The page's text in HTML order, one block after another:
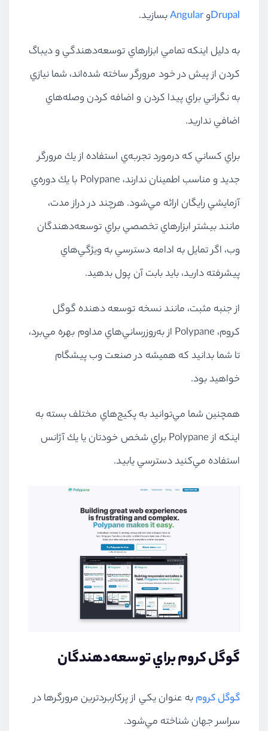
DrupalوAngularبسازيد.
به دليل اينكه تمامي ابزارهاي توسعه‌دهندگي و ديباگ
كردن از پيش در خود مرورگر ساخته شده‌اند، شما نيازي
به نگراني براي پيدا كردن و اضافه كردن وصله‌هاي
اضافي نداريد.
براي كساني كه درمورد تجربه‌ي استفاده از يك مرورگر
جديد و مناسب اطمينان ندارند، Polypane با يك دوره‌ي
آزمايشي رايگان ارائه مي‌شود. هرچند در دراز مدت،
مانند بيشتر ابزارهاي تخصصي براي توسعه‌دهندگان
وب، اگر تمايل به ادامه دسترسي به ويژگي‌هاي
پيشرفته داريد، بايد بابت آن پول بدهيد.
از جنبه مثبت، مانند نسخه توسعه دهنده گوگل
كروم، Polypane از به‌روزرساني‌هاي مداوم بهره مي‌برد،
تا شما بدانيد كه هميشه در صنعت وب پيشگام
خواهيد بود.
همچنين شما مي‌توانيد به پكيج‌هاي مختلف بسته به
اينكه از Polypane براي شخص خودتان يا يك آژانس
استفاده مي‌كنيد دسترسي يابيد.
گوگل كروم براي توسعه‌دهندگان
گوگل كرومبه عنوان يكي از پركاربردترين مرورگرها در
سراسر جهان شناخته مي‌شود.